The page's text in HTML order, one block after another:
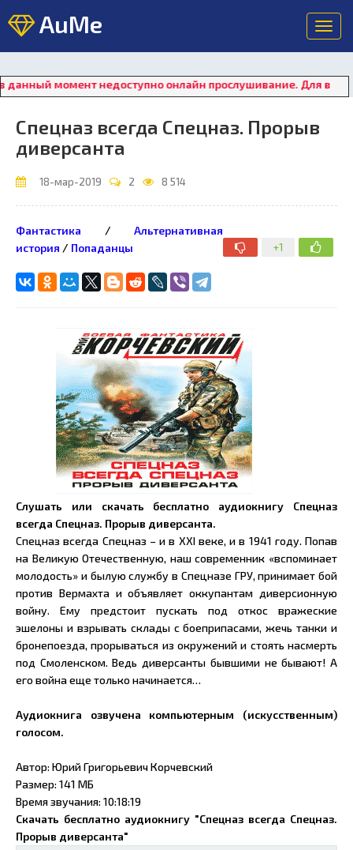
AuMe
момент недоступно онлайн прослушивание. Для
Спецназ всегда Спецназ. Прорыв
диверсанта
18-мар-2019 2 8 514
+1
Фантастика / Альтернативная
история / Попаданцы
Слушать или скачать бесплатно аудиокнигу Спецназ
всегда Спецназ. Прорыв диверсанта.
Спецназ всегда Спецназ – и в XXI веке, и в 1941 году. Попав
на Великую Отечественную, наш современник «вспоминает
молодость» и былую службу в Спецназе ГРУ, принимает бой
против Вермахта и объявляет оккупантам диверсионную
войну. Ему предстоит пускать под откос вражеские
эшелоны и взрывать склады с боеприпасами, жечь танки и
бронепоезда, прорываться из окружений и стоять насмерть
под Смоленском. Ведь диверсанты бывшими не бывают! А
его война еще только начинается…
Аудиокнига озвучена компьютерным (искусственным)
голосом.
Автор: Юрий Григорьевич Корчевский
Размер: 141 МБ
Время звучания: 10:18:19
Скачать бесплатно аудиокнигу "Спецназ всегда Спецназ.
Прорыв диверсанта"